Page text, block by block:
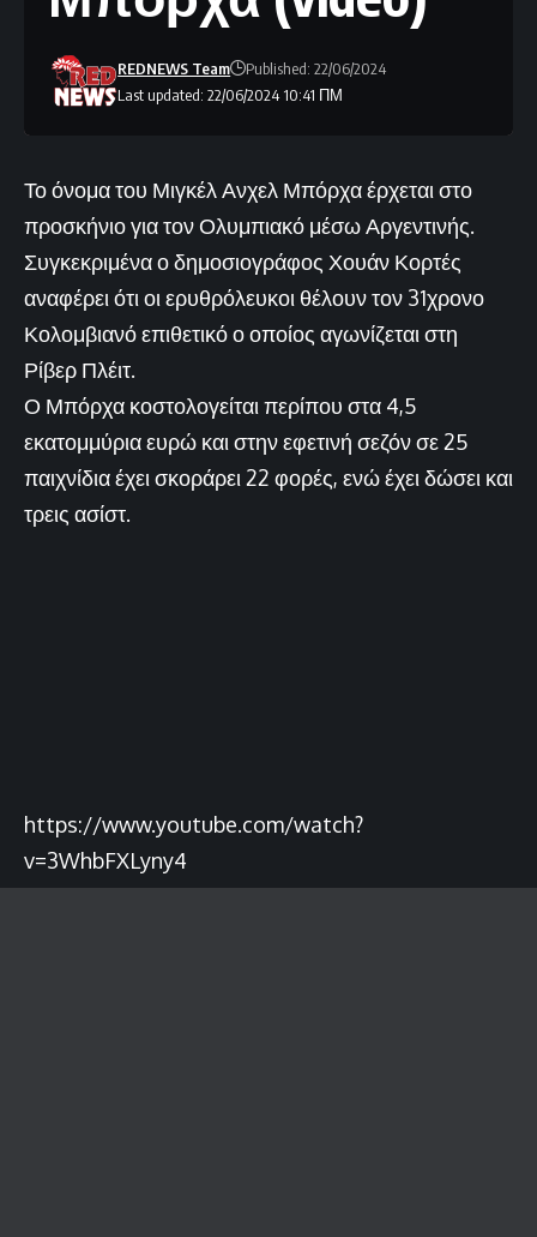
Last updated: 22/06/2024 10:41 ΠΜ
REDNEWS Team Published: 22/06/2024
Το όνομα του Μιγκέλ Ανχελ Μπόρχα έρχεται στο
προσκήνιο για τον Ολυμπιακό μέσω Αργεντινής.
Συγκεκριμένα ο δημοσιογράφος Χουάν Κορτές
αναφέρει ότι οι ερυθρόλευκοι θέλουν τον 31χρονο
Κολομβιανό επιθετικό ο οποίος αγωνίζεται στη
Ρίβερ Πλέιτ.
Ο Μπόρχα κοστολογείται περίπου στα 4,5
εκατομμύρια ευρώ και στην εφετινή σεζόν σε 25
παιχνίδια έχει σκοράρει 22 φορές, ενώ έχει δώσει και
τρεις ασίστ.
https://www.youtube.com/watch?
v=3WhbFXLyny4